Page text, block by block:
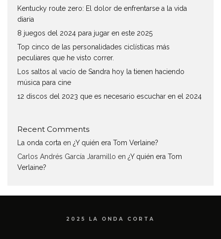
Kentucky route zero: El dolor de enfrentarse a la vida
diaria
8 juegos del 2024 para jugar en este 2025
Top cinco de las personalidades ciclísticas más
peculiares que he visto correr.
Los saltos al vacío de Sandra hoy la tienen haciendo
música para cine
12 discos del 2023 que es necesario escuchar en el 2024
Recent Comments
La onda corta en ¿Y quién era Tom Verlaine?
Carlos Andrés García Jaramillo en ¿Y quién era Tom
Verlaine?
2025 LA ONDA CORTA